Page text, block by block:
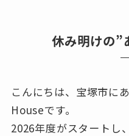
休み明けの”
こんにちは、宝塚市に
Houseです。
2026年度がスタートし